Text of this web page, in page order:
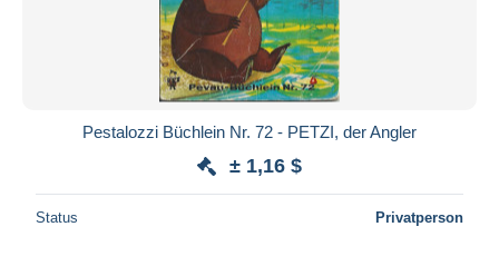
Pestalozzi Büchlein Nr. 72 - PETZI, der Angler
± 1,16 $
Status Privatperson